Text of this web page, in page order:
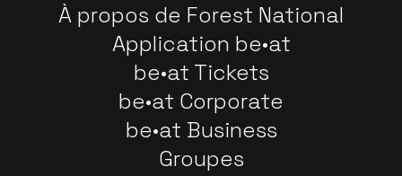
À propos de Forest National
Application be•at
be•at Tickets
be•at Corporate
be•at Business
Groupes